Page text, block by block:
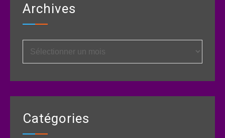
Archives
Catégories